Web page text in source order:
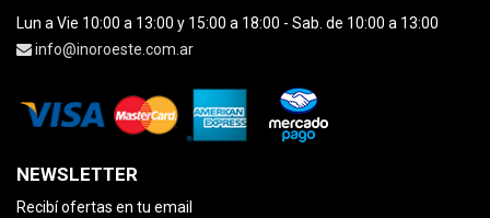
Lun a Vie 10:00 a 13:00 y 15:00 a 18:00 - Sab. de 10:00 a 13:00
info@inoroeste.com.ar
NEWSLETTER
Recibí ofertas en tu email